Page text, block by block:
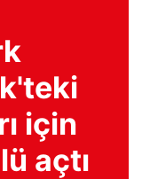
için
açtı